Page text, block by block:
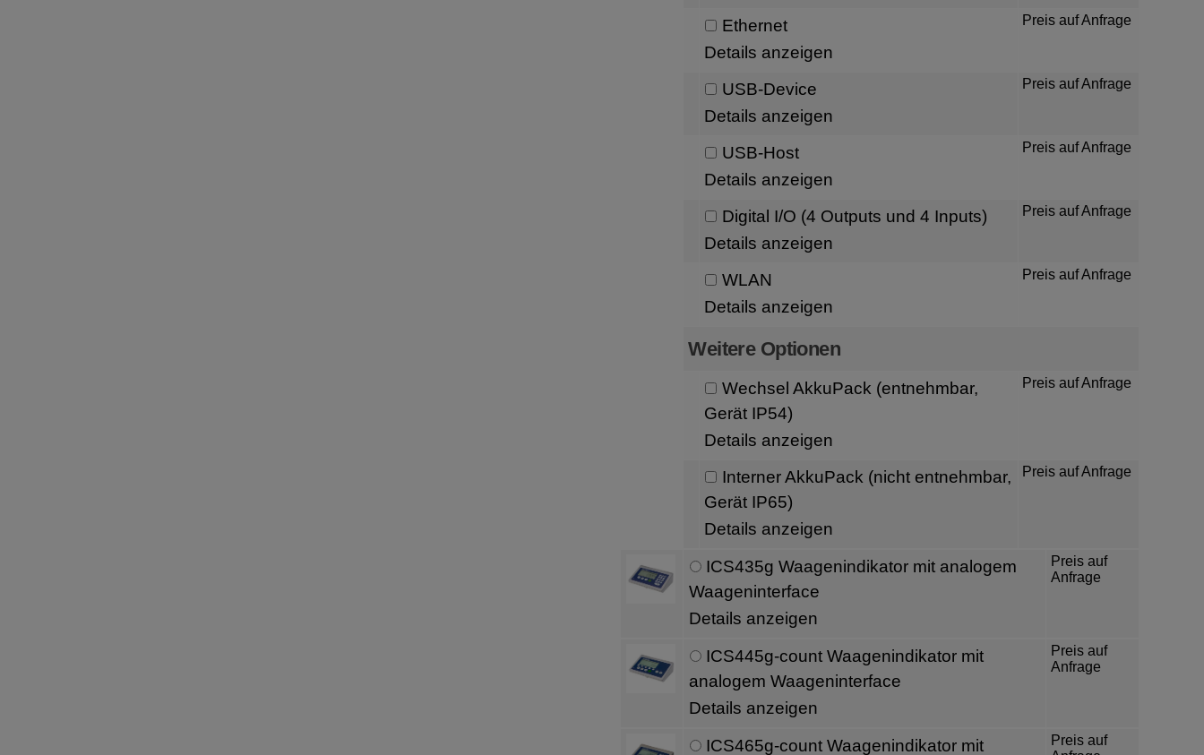
Ethernet
Details anzeigen
Preis auf Anfrage
USB-Device
Details anzeigen
Preis auf Anfrage
USB-Host
Details anzeigen
Preis auf Anfrage
Digital I/O (4 Outputs und 4 Inputs)
Details anzeigen
Preis auf Anfrage
WLAN
Details anzeigen
Preis auf Anfrage
Weitere Optionen
Wechsel AkkuPack (entnehmbar,
Gerät IP54)
Details anzeigen
Preis auf Anfrage
Interner AkkuPack (nicht entnehmbar,
Gerät IP65)
Details anzeigen
Preis auf Anfrage
ICS435g Waagenindikator mit analogem
Waageninterface
Details anzeigen
Preis auf
Anfrage
ICS445g-count Waagenindikator mit
analogem Waageninterface
Details anzeigen
Preis auf
Anfrage
ICS465g-count Waagenindikator mit
Preis auf